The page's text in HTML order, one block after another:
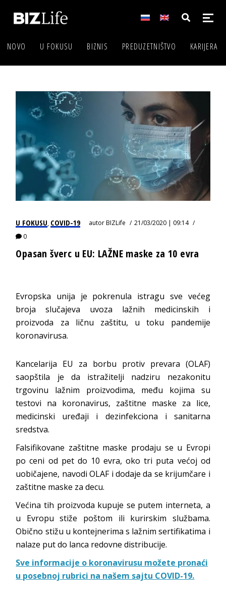
NOVO U FOKUSU BIZNIS PREDUZETNIŠTVO KARIJERA
U FOKUSU, COVID-19 autorBIZLife
21/03/2020 | 09:14
0
Opasan šverc u EU: LAŽNE maske za 10 evra
Evropska unija je pokrenula istragu sve većeg
broja slučajeva uvoza lažnih medicinskih i
proizvoda za ličnu zaštitu, u toku pandemije
koronavirusa.
Kancelarija EU za borbu protiv prevara (OLAF)
saopštila je da istražitelji nadziru nezakonitu
trgovinu lažnim proizvodima, među kojima su
testovi na koronavirus, zaštitne maske za lice,
medicinski uređaji i dezinfekciona i sanitarna
sredstva.
Falsifikovane zaštitne maske prodaju se u Evropi
po ceni od pet do 10 evra, oko tri puta većoj od
uobičajene, navodi OLAF i dodaje da se krijumčare i
zaštitne maske za decu.
Većina tih proizvoda kupuje se putem interneta, a
u Evropu stiže poštom ili kurirskim službama.
Obično stižu u kontejnerima s lažnim sertifikatima i
nalaze put do lanca redovne distribucije.
Sve informacije o koronavirusu možete pronaći
u posebnoj rubrici na našem sajtu COVID-19.